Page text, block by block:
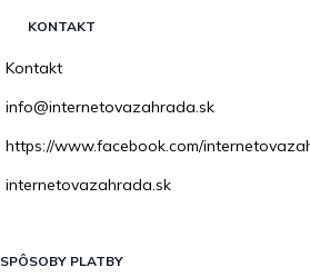
KONTAKT
Kontakt
info@internetovazahrada.sk
https://www.facebook.com/
internetovazahrada.sk
SPÔSOBY PLATBY